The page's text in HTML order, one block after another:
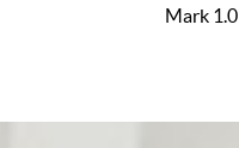
Mark 1.0